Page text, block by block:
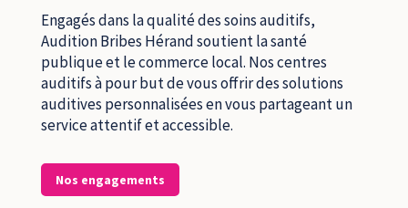
Engagés dans la qualité des soins auditifs,
Audition Bribes Hérand soutient la santé
publique et le commerce local. Nos centres
auditifs à pour but de vous offrir des solutions
auditives personnalisées en vous partageant un
service attentif et accessible.
Nos engagements